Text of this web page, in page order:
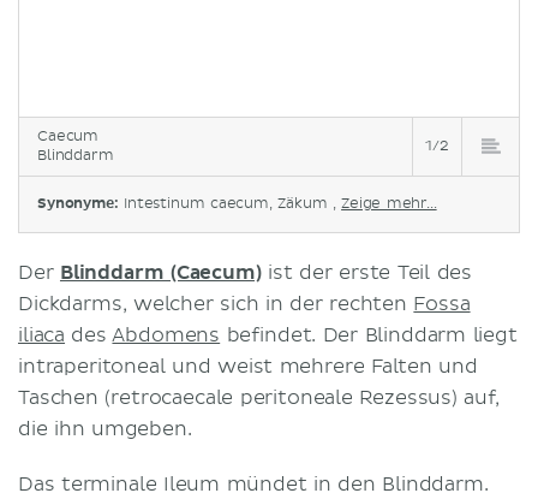
Caecum
Blinddarm
1/2
Synonyme: Intestinum caecum, Zäkum ,Zeige mehr...
Der Blinddarm (Caecum)ist der erste Teil des
Dickdarms, welcher sich in der rechten Fossa
iliaca desAbdomens befindet. Der Blinddarm liegt
intraperitoneal und weist mehrere Falten und
Taschen (retrocaecale peritoneale Rezessus) auf,
die ihn umgeben.
Das terminale Ileum mündet in den Blinddarm.